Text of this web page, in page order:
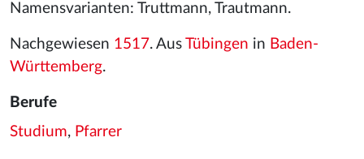
Namensvarianten: Truttmann, Trautmann.
Nachgewiesen 1517. Aus Tübingen in Baden-
Württemberg.
Berufe
Studium, Pfarrer